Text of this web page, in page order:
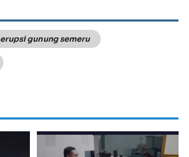
erupsi gunung semeru